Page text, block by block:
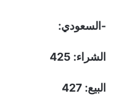
-السعودي:
الشراء: 425
البيع: 427